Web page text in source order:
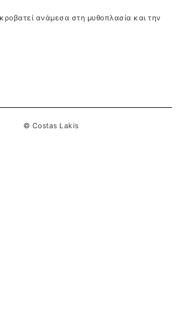
ανάμεσα στη μυθοπλασία και την
© Costas Lakis